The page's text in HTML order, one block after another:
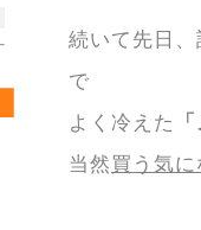
続いて先日
で
よく冷えた
当然買う気